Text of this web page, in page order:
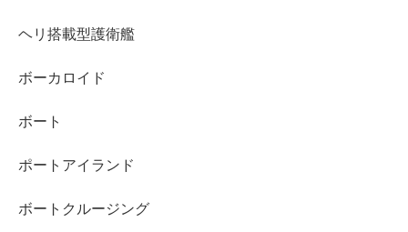
ヘリ搭載型護衛艦
ボーカロイド
ボート
ポートアイランド
ボートクルージング